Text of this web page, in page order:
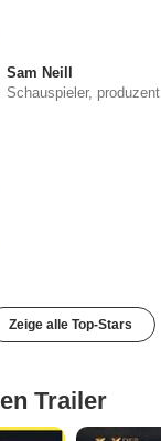
Sam Neill
Schauspieler, produzent
Zeige alle Top-Stars
Trailer